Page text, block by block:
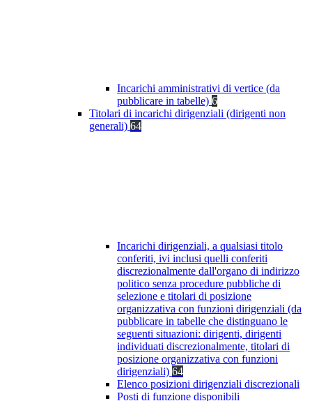
Incarichi amministrativi di vertice (da
pubblicare in tabelle) 6
Titolari di incarichi dirigenziali (dirigenti non
generali) 64
Incarichi dirigenziali, a qualsiasi titolo
conferiti, ivi inclusi quelli conferiti
discrezionalmente dall'organo di indirizzo
politico senza procedure pubbliche di
selezione e titolari di posizione
organizzativa con funzioni dirigenziali (da
pubblicare in tabelle che distinguano le
seguenti situazioni: dirigenti, dirigenti
individuati discrezionalmente, titolari di
posizione organizzativa con funzioni
dirigenziali) 64
Elenco posizioni dirigenziali discrezionali
Posti di funzione disponibili